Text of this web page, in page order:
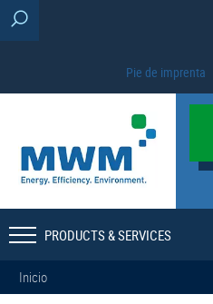
Pie de imprenta
PRODUCTS & SERVICES
Inicio